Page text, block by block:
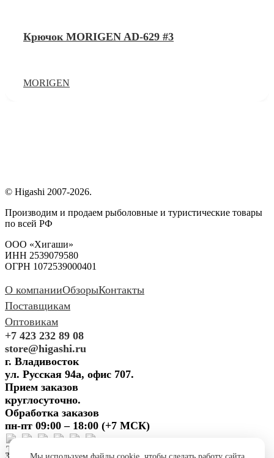
Крючок MORIGEN AD-629 #3
MORIGEN
© Higashi 2007-2026.
Производим и продаем рыболовные и туристические товары
по всей РФ
ООО «Хигаши»
ИНН 2539079580
ОГРН 1072539000401
О компанииОбзорыКонтакты
Поставщикам
Оптовикам
+7 423 232 89 08
store@higashi.ru
г. Владивосток
ул. Русская 94а, офис 707.
Прием заказов
круглосуточно.
Обработка заказов
пн-пт 09:00 – 18:00 (+7 МСК)
Задать вопросПредложить